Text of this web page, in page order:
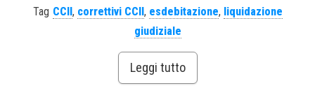
Tag CCII , correttivi CCII , esdebitazione, liquidazione
giudiziale
Leggi tutto